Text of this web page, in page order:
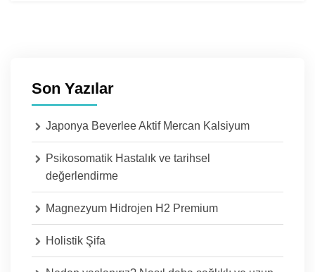
Son Yazılar
Japonya Beverlee Aktif Mercan Kalsiyum
Psikosomatik Hastalık ve tarihsel
değerlendirme
Magnezyum Hidrojen H2 Premium
Holistik Şifa